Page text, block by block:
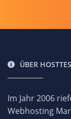
ÜBER
Im Jahr 2006
Webhosting